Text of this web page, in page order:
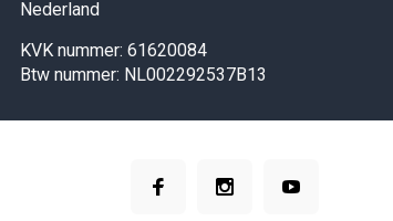
Nederland
KVK nummer: 61620084
Btw nummer: NL002292537B13